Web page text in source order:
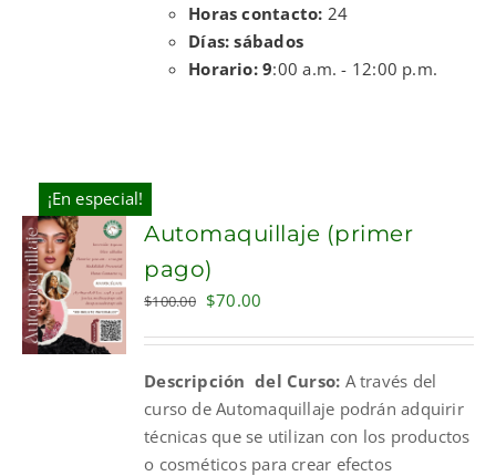
Horas contacto: 24
Días: sábados
Horario: 9:00 a.m. - 12:00 p.m.
¡En especial!
CART
Automaquillaje (primer
pago)
$100.00 Original
$100.00.
$70.00
$70.00.
Descripción del Curso: A través del
curso de Automaquillaje podrán adquirir
técnicas que se utilizan con los productos
o cosméticos para crear efectos